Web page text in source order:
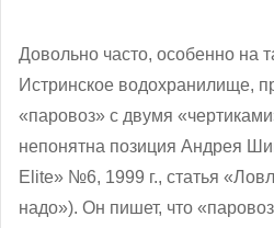
Довольно часто, особенно на
Истринское водохранилище,
«паровоз» с двумя
непонятна позиция Андрея
Elite» №6, 1999 г., статья
надо»). Он пишет, что